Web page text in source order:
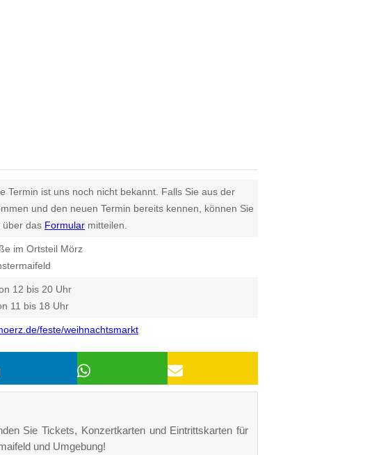
Termin ist uns noch nicht bekannt. Falls Sie aus der
und den neuen Termin bereits kennen, können Sie
über das Formular mitteilen.
im Ortsteil Mörz
12 bis 20 Uhr
11 bis 18 Uhr
feste/weihnachtsmarkt
Sie Tickets, Konzertkarten und Eintrittskarten für
und Umgebung!